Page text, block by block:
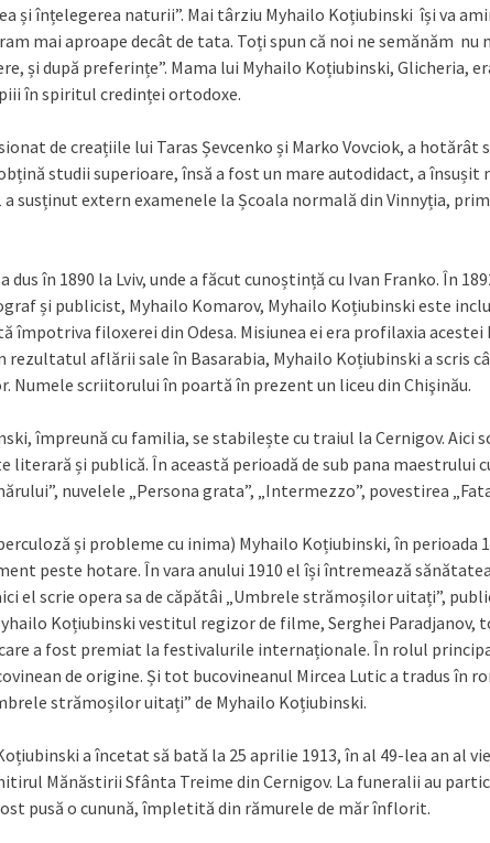
și înțelegerea naturii”. Mai târziu Myhailo Koțiubinski își va
mai aproape decât de tata. Toți spun că noi ne semănăm nu
și după preferințe”. Mama lui Myhailo Koțiubinski, Glicheria,
în spiritul credinței ortodoxe.
de creațiile lui Taras Șevcenko și Marko Vovciok, a hotărât
studii superioare, însă a fost un mare autodidact, a însușit
a susținut extern examenele la Școala normală din Vinnyția,
dus în 1890 la Lviv, unde a făcut cunoștință cu Ivan Franko. În
și publicist, Myhailo Komarov, Myhailo Koțiubinski este
împotriva filoxerei din Odesa. Misiunea ei era profilaxia acestei
rezultatul aflării sale în Basarabia, Myhailo Koțiubinski a scris
Numele scriitorului în poartă în prezent un liceu din Chişinău.
împreună cu familia, se stabilește cu traiul la Cernigov. Aici
literară și publică. În această perioadă de sub pana maestrului
nuvelele „Persona grata”, „Intermezzo”, povestirea
și probleme cu inima) Myhailo Koțiubinski, în perioada
peste hotare. În vara anului 1910 el își întremează
el scrie opera sa de căpătâi „Umbrele strămoșilor uitați”,
Koțiubinski vestitul regizor de filme, Serghei Paradjanov,
a fost premiat la festivalurile internaționale. În rolul
de origine. Și tot bucovineanul Mircea Lutic a tradus în
strămoșilor uitați” de Myhailo Koțiubinski.
a încetat să bată la 25 aprilie 1913, în al 49-lea an al
Mănăstirii Sfânta Treime din Cernigov. La funeralii au
pusă o cunună, împletită din rămurele de măr înflorit.